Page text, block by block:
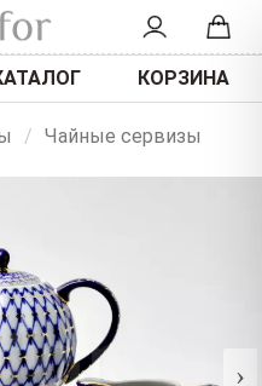
КОРЗИНА
/ Чайные сервизы
›